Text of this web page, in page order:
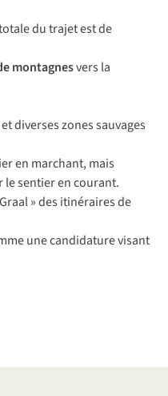
taledutrajetestde
montagnesvers la
etdiverseszonessauvages
en marchant,mais
lesentierencourant.
Graal»des itinérairesde
unecandidaturevisant